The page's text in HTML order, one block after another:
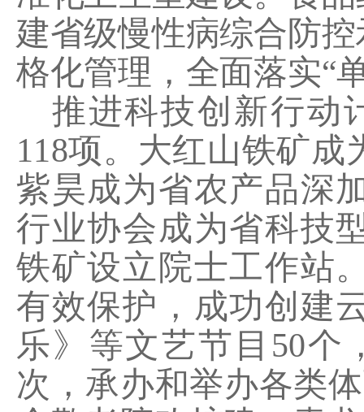
建省级慢性病综合防
格化管理，全面落实“
推进科技创新行动
118项。 大红山铁矿成
紫昊成为省农产品深
行业协会成为省科技
铁矿设立院士工作站
有效保护，成功创建
乐》等文艺节目 50个
次，承办和举办各类